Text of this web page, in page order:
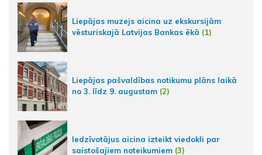
Liepājas muzejs aicina uz ekskursijām
vēsturiskajā Latvijas Bankas ēkā (1)
Liepājas pašvaldības notikumu plāns laikā
no 3. līdz 9. augustam (2)
Iedzīvotājus aicina izteikt viedokli par
saistošajiem noteikumiem (3)